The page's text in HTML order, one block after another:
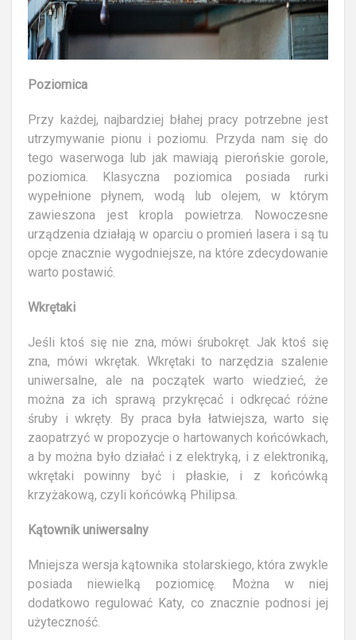
Poziomica
Przy każdej, najbardziej błahej pracy potrzebne jest
utrzymywanie pionu i poziomu. Przyda nam się do
tego waserwoga lub jak mawiają pierońskie gorole,
poziomica. Klasyczna poziomica posiada rurki
wypełnione płynem, wodą lub olejem, w którym
zawieszona jest kropla powietrza. Nowoczesne
urządzenia działają w oparciu o promień lasera i są tu
opcje znacznie wygodniejsze, na które zdecydowanie
warto postawić.
Wkrętaki
Jeśli ktoś się nie zna, mówi śrubokręt. Jak ktoś się
zna, mówi wkrętak. Wkrętaki to narzędzia szalenie
uniwersalne, ale na początek warto wiedzieć, że
można za ich sprawą przykręcać i odkręcać różne
śruby i wkręty. By praca była łatwiejsza, warto się
zaopatrzyć w propozycje o hartowanych końcówkach,
a by można było działać i z elektryką, i z elektroniką,
wkrętaki powinny być i płaskie, i z końcówką
krzyżakową, czyli końcówką Philipsa.
Kątownik uniwersalny
Mniejsza wersja kątownika stolarskiego, która zwykle
posiada niewielką poziomicę. Można w niej
dodatkowo regulować Katy, co znacznie podnosi jej
użyteczność.